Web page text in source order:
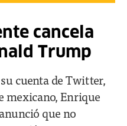
cancela
Trump
cuenta de Twitter,
mexicano, Enrique
que no